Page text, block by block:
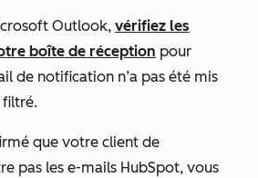
Outlook, vérifiez les
boîte de réception pour
de notification n’a pas été mis
filtré.
que votre client de
pas les e-mails HubSpot, vous